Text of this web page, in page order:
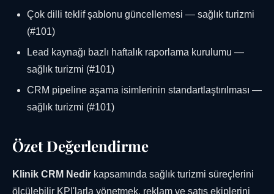
Çok dilli teklif şablonu güncellemesi — sağlık turizmi
(#101)
Lead kaynağı bazlı haftalık raporlama kurulumu —
sağlık turizmi (#101)
CRM pipeline aşama isimlerinin standartlaştırılması —
sağlık turizmi (#101)
Özet Değerlendirme
Klinik CRM Nedir kapsamında sağlık turizmi süreçlerini
ölçülebilir KPI'larla yönetmek, reklam ve satış ekiplerini